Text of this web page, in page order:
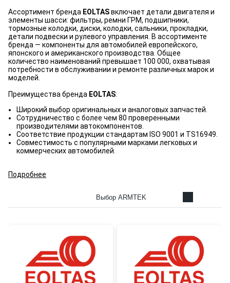
Ассортимент бренда EOLTASвключает детали двигателя и
элементы шасси: фильтры, ремни ГРМ, подшипники,
тормозные колодки, диски, колодки, сальники, прокладки,
детали подвески и рулевого управления. В ассортименте
бренда — компоненты для автомобилей европейского,
японского и американского производства. Общее
количество наименований превышает 100 000, охватывая
потребности в обслуживании и ремонте различных марок и
моделей.
Преимущества бренда EOLTAS:
Широкий выбор оригинальных и аналоговых запчастей.
Сотрудничество с более чем 80 проверенными
производителями автокомпонентов.
Соответствие продукции стандартам ISO 9001 и TS16949.
Совместимость с популярными марками легковых и
коммерческих автомобилей.
Подробнее
Выбор ARMTEK